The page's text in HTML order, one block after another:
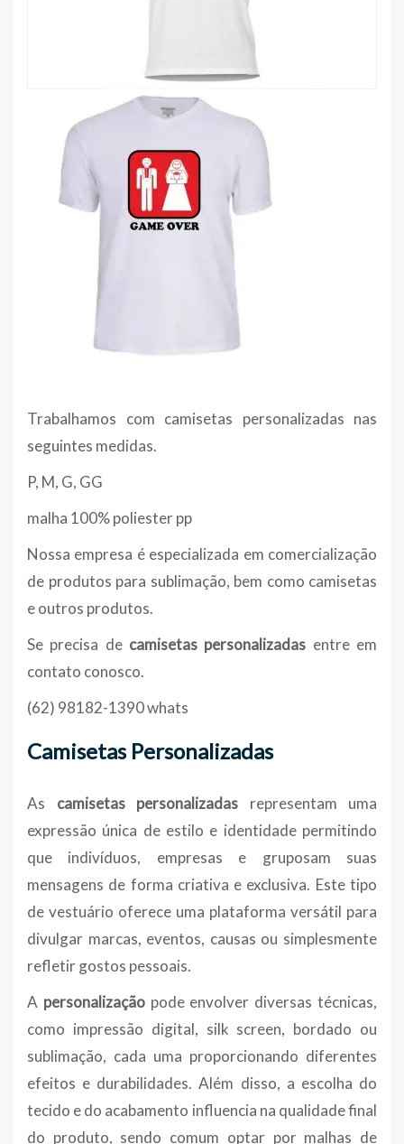
Trabalhamos com camisetas personalizadas nas
seguintes medidas.
P, M, G, GG
malha 100% poliester pp
Nossa empresa é especializada em comercialização
de produtos para sublimação, bem como camisetas
e outros produtos.
Se precisa de camisetas personalizadas entre em
contato conosco.
(62) 98182-1390 whats
Camisetas Personalizadas
As camisetas personalizadas representam uma
expressão única de estilo e identidade permitindo
que indivíduos, empresas e gruposam suas
mensagens de forma criativa e exclusiva. Este tipo
de vestuário oferece uma plataforma versátil para
divulgar marcas, eventos, causas ou simplesmente
refletir gostos pessoais.
A personalização pode envolver diversas técnicas,
como impressão digital, silk screen, bordado ou
sublimação, cada uma proporcionando diferentes
efeitos e durabilidades. Além disso, a escolha do
tecido e do acabamento influencia na qualidade final
do produto, sendo comum optar por malhas de